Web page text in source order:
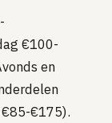
€100-
en
€175).